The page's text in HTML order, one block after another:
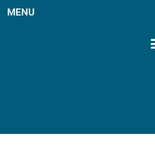
MENU